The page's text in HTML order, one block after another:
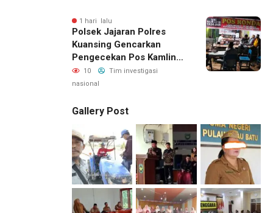
1 hari lalu
Polsek Jajaran Polres
Kuansing Gencarkan
Pengecekan Pos Kamling,
Kapolres Ajak Warga Aktif
Jaga Keamanan
10
Tim investigasi
nasional
Gallery Post